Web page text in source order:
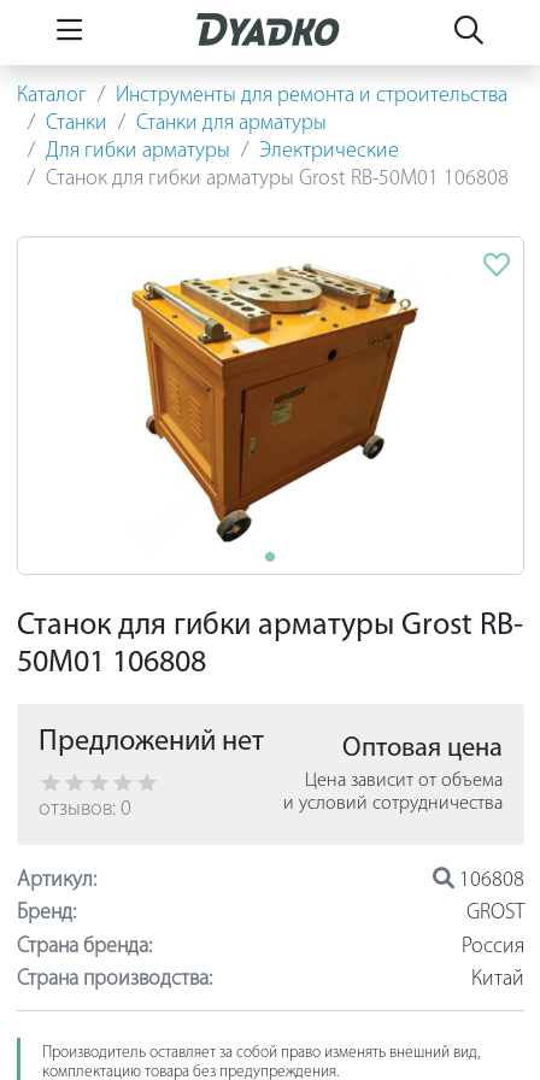
Каталог
Инструменты для ремонта и строительства
Станки
Станки для арматуры
Для гибки арматуры
Электрические
Станок для гибки арматуры Grost RB-50М01 106808
Станок для гибки арматуры Grost RB-
50М01 106808
Предложений нет
отзывов: 0
Оптовая цена
Цена зависит от объема
и условий сотрудничества
Артикул:
106808
Бренд:
GROST
Страна бренда:
Россия
Страна производства:
Китай
Производитель оставляет за собой право изменять внешний вид,
комплектацию товара без предупреждения.